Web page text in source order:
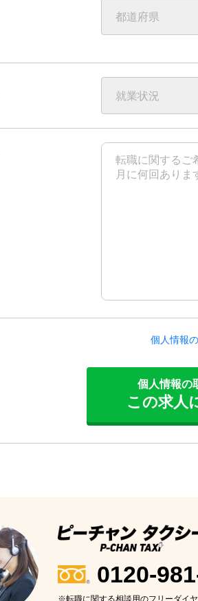
個人情報
個人情報の
この求人
0120-
※転職に関する相談用のフリーダイ